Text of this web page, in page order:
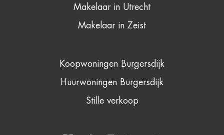
Makelaar in Utrecht
Makelaar in Zeist
Koopwoningen Burgersdijk
Huurwoningen Burgersdijk
Stille verkoop